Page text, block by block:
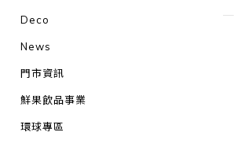
Deco
News
門市資訊
鮮果飲品事業
環球專區